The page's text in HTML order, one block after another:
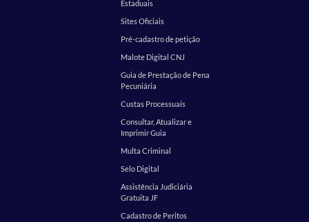
Estaduais
Sites Oficiais
Pré-cadastro de petição
Malote Digital CNJ
Guia de Prestação de Pena
Pecuniária
Custas Processuais
Consultar, Atualizar e
Imprimir Guia
Multa Criminal
Selo Digital
Assistência Judiciária
Gratuita JF
Cadastro de Peritos